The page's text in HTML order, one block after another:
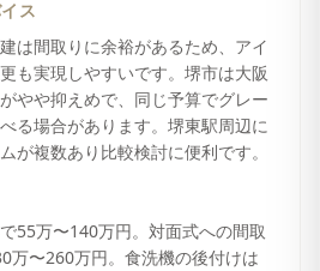
ス
は間取りに余裕があるため、アイ
も実現しやすいです。堺市は大阪
やや抑えめで、同じ予算でグレー
る場合があります。堺東駅周辺に
が複数あり比較検討に便利です。
55万〜140万円。対面式への間取
万〜260万円。食洗機の後付けは